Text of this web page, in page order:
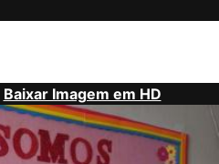
Baixar Imagem em HD